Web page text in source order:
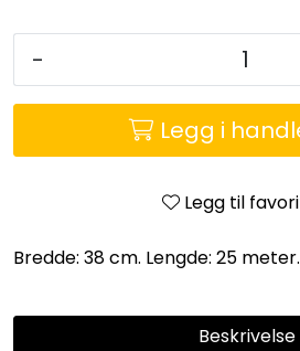
-
Legg i
Legg til
Bredde: 38 cm. Lengde: 25
Beskrivelse
Entreprenører
OUTLET & GJENBRUK
KATALOGER